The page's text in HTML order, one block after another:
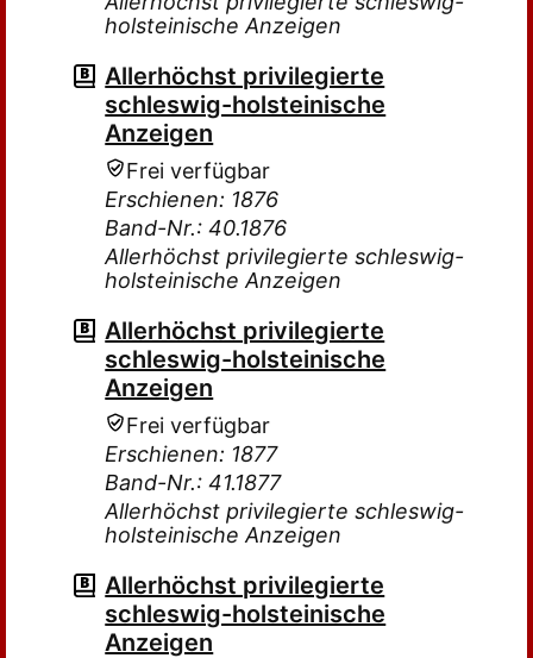
holsteinische Anzeigen
Allerhöchst privilegierte
schleswig-holsteinische
Anzeigen
Frei verfügbar
Erschienen: 1876
Band-Nr.: 40.1876
Allerhöchst privilegierte schleswig-
holsteinische Anzeigen
Allerhöchst privilegierte
schleswig-holsteinische
Anzeigen
Frei verfügbar
Erschienen: 1877
Band-Nr.: 41.1877
Allerhöchst privilegierte schleswig-
holsteinische Anzeigen
Allerhöchst privilegierte
schleswig-holsteinische
Anzeigen